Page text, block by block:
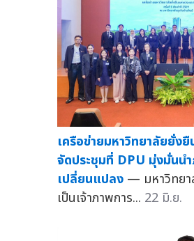
เครือข่ายมหาวิทยาลัยยั่ง
จัดประชุมที่ DPU มุ่งมั่นน
เปลี่ยนแปลง — มหาวิทย
เป็นเจ้าภาพการ... 22 มิ.ย.